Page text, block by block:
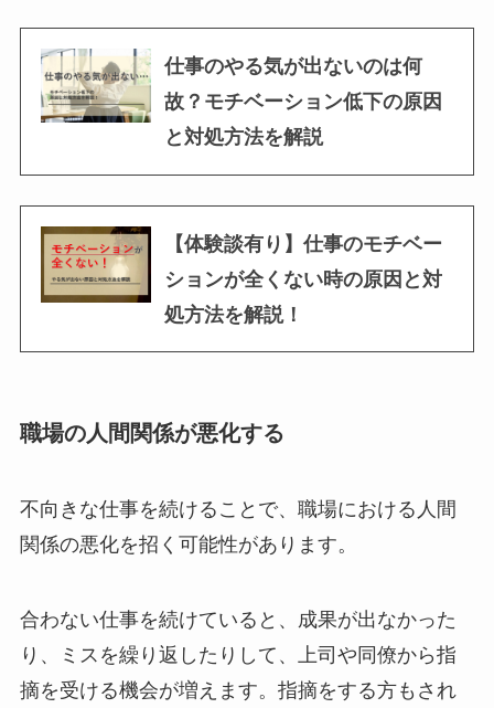
仕事のやる気が出ないのは何
故？モチベーション低下の原因
と対処方法を解説
【体験談有り】仕事のモチベー
ションが全くない時の原因と対
処方法を解説！
職場の人間関係が悪化する
不向きな仕事を続けることで、職場における人間
関係の悪化を招く可能性があります。
合わない仕事を続けていると、成果が出なかった
り、ミスを繰り返したりして、上司や同僚から指
摘を受ける機会が増えます。指摘をする方もされ